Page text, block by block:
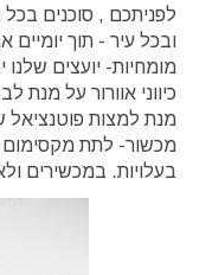
לפניתכם , סוכנים
ובכל עיר - תוך
מומחיות- יועצים שלנו
כיווני אוורור על
מנת למצות פוטנציאל
מכשור- לתת מקסימום
בעלויות. במכשירים